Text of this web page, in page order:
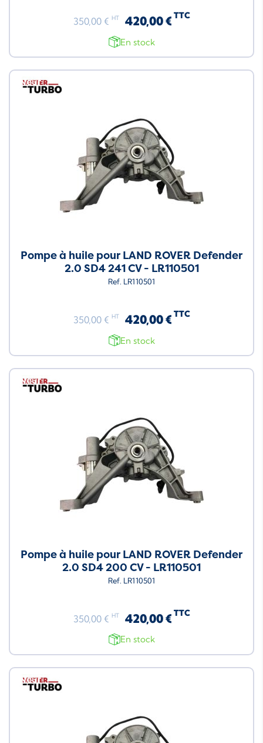
350,00 € HT 420,00 € TTC
En stock
Neuf
Pompe à huile pour LAND ROVER Defender
2.0 SD4 241 CV - LR110501
Ref. LR110501
350,00 € HT 420,00 € TTC
En stock
Neuf
Pompe à huile pour LAND ROVER Defender
2.0 SD4 200 CV - LR110501
Ref. LR110501
350,00 € HT 420,00 € TTC
En stock
Neuf